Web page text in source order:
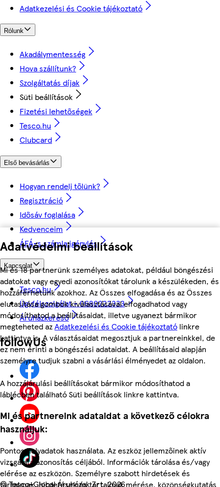
Adatvédelmi beállítások
Mi és 18 partnerünk személyes adatokat, például böngészési
adatokat vagy egyedi azonosítókat tárolunk a készülékeden, és
hozzáférhetünk azokhoz. Az Összes elfogadása és az Összes
elutasítása gombok kiválasztásával elfogadhatod vagy
módosíthatod a beállításaidat, illetve ugyanezt bármikor
megteheted azAdatkezelési és Cookie tájékoztató linkre
kattintva is. A választásaidat megosztjuk a partnereinkkel, de
ez nem érinti a böngészési adataidat. A beállításaid alapján
személyre tudjuk szabni a vásárlási élményedet az oldalon.
A hozzájárulási beállításokat bármikor módosíthatod a
láblécben található Süti beállítások linkre kattintva.
Mi és partnereink adataidat a következő célokra
használjuk:
Pontos helyadatok használata. Az eszköz jellemzőinek aktív
vizsgálata azonosítás céljából. Információk tárolása és/vagy
elérése az eszközön. Személyre szabott hirdetések és
tartalmak, hirdetések és tartalmak mérése, közönségkutatás
Adatkezelési és Cookie tájékoztató
Rólunk
Akadálymentesség
Hova szállítunk?
Szolgáltatás díjak
Süti beállítások
Fizetési lehetőségek
Tesco.hu
Clubcard
Első bevásárlás
Hogyan rendelj tőlünk?
Regisztráció
Idősáv foglalása
Kedvenceim
ÁFÁ-s számla igénylés
Kapcsolat
Tesco.hu
Ügyfélszolgálat - 0680222333
Áruházkereső
followUs
©Tesco-Global Áruházak Zrt. 2026